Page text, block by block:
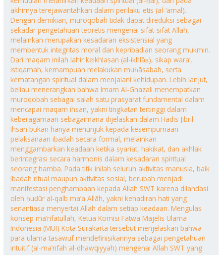
akhirnya terejawantahkan dalam perilaku etis (al-‘amal).
Dengan demikian, muroqobah tidak dapat direduksi sebagai
sekadar pengetahuan teoretis mengenai sifat-sifat Allah,
melainkan merupakan kesadaran eksistensial yang
membentuk integritas moral dan kepribadian seorang mukmin.
Dari maqam inilah lahir keikhlasan (al-ikhlāṣ), sikap wara’,
istiqamah, kemampuan melakukan muḥāsabah, serta
kematangan spiritual dalam menjalani kehidupan. Lebih lanjut,
beliau menerangkan bahwa Imam Al-Ghazali menempatkan
muroqobah sebagai salah satu prasyarat fundamental dalam
mencapai maqam ihsan, yakni tingkatan tertinggi dalam
keberagamaan sebagaimana dijelaskan dalam Hadis Jibril.
Ihsan bukan hanya menunjuk kepada kesempurnaan
pelaksanaan ibadah secara formal, melainkan
menggambarkan keadaan ketika syariat, hakikat, dan akhlak
berintegrasi secara harmonis dalam kesadaran spiritual
seorang hamba. Pada titik inilah seluruh aktivitas manusia, baik
ibadah ritual maupun aktivitas sosial, berubah menjadi
manifestasi penghambaan kepada Allah SWT karena dilandasi
oleh ḥuḍūr al-qalb ma’a Allāh, yakni kehadiran hati yang
senantiasa menyertai Allah dalam setiap keadaan. Mengulas
konsep ma’rifatullah, Ketua Komisi Fatwa Majelis Ulama
Indonesia (MUI) Kota Surakarta tersebut menjelaskan bahwa
para ulama tasawuf mendefinisikannya sebagai pengetahuan
intuitif (al-ma’rifah al-dhawqiyyah) mengenai Allah SWT yang